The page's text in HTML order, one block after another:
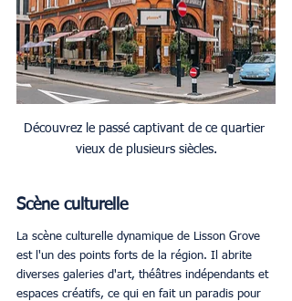
Découvrez le passé captivant de ce quartier
vieux de plusieurs siècles.
Scène culturelle
La scène culturelle dynamique de Lisson Grove
est l'un des points forts de la région. Il abrite
diverses galeries d'art, théâtres indépendants et
espaces créatifs, ce qui en fait un paradis pour